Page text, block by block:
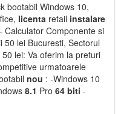
bootabil Windows 10,
licenta retail instalare
Calculator Componente si
50 lei Bucuresti, Sectorul
lei: Va oferim la preturi
urmatoarele
nou : -Windows 10
8.1 Pro 64 biti -